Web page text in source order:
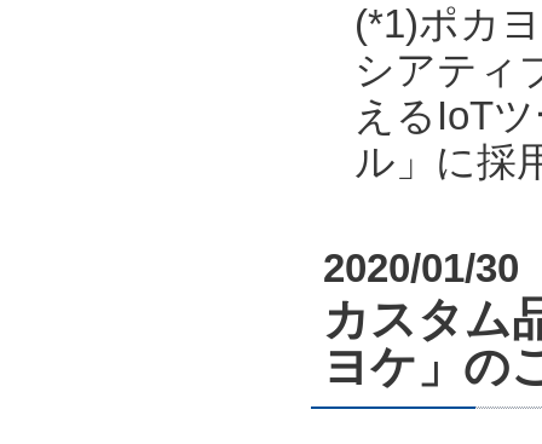
(*1)ポカ
シアティ
えるIoT
ル」に採
2020/01/30
カスタム
ヨケ」の